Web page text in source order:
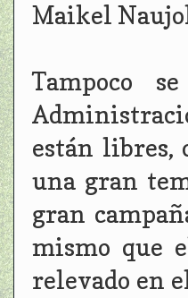
Maikel
Tampoco
están libres,
una gran
gran
mismo que
relevado en